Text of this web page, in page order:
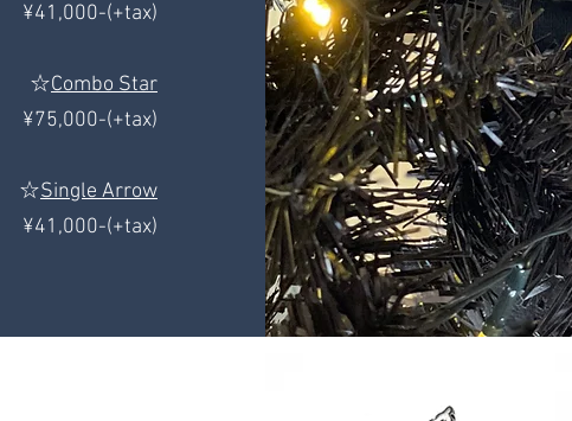
¥41,000-(+tax)
☆Combo Star
¥75,000-(+tax)
☆Single Arrow
¥41,000-(+tax)